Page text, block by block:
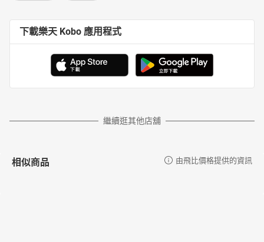
下載樂天 Kobo 應用程式
繼續逛其他店舖
相似商品 由飛比價格提供的資訊